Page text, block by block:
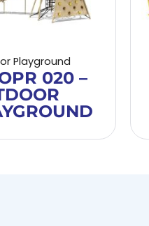
Playground
020 –